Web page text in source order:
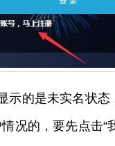
示的是未实名状态
况的，要先点击“